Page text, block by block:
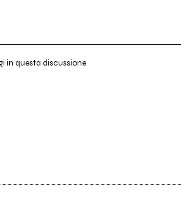
in questa discussione